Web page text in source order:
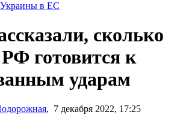
в ЕС
сколько
готовится к
ударам
, 7 декабря 2022, 17:25